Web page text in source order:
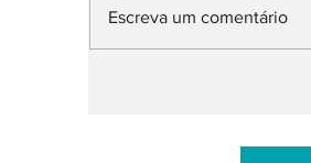
Skoda é a segunda
Escreva um comentário